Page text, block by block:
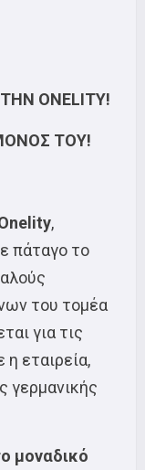
ONELITY!
ΤΟΥ!
,
πάταγο το
του τομέα
για τις
εταιρεία,
γερμανικής
μοναδικό